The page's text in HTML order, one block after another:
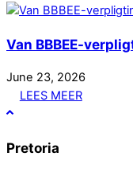
Van BBBEE-
June 23, 2026
LEES MEER
Pretoria